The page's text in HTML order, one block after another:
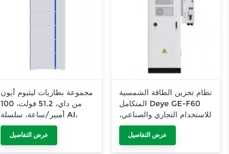
مجموعة بطاريات ليثيوم أيون
من داي، 51.2 فولت، 100
أمبير/ساعة، سلسلة AI،
طراز AI-W5.1-B، سعة 5.12
كيلوواط/ساعة
عرض التفاصيل
نظام تخزين الطاقة الشمسية
المتكامل Deye GE-F60
للاستخدام التجاري والصناعي،
مزود بخزانة بطاريات ليثيوم
60 كيلوواط/ساعة،
للاستخدام الخارجي، بجهد
عرض التفاصيل